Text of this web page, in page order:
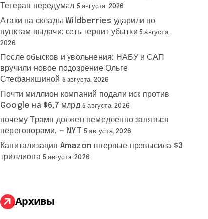
Тегеран передумал 5 августа, 2026
Атаки на склады Wildberries ударили по
пунктам выдачи: сеть терпит убытки 5 августа,
2026
После обысков и увольнения: НАБУ и САП
вручили новое подозрение Ольге
Стефанишиной 5 августа, 2026
Почти миллион компаний подали иск против
Google на $6,7 млрд 5 августа, 2026
почему Трамп должен немедленно заняться
переговорами, — NYT 5 августа, 2026
Капитализация Amazon впервые превысила $3
триллиона 5 августа, 2026
Архивы